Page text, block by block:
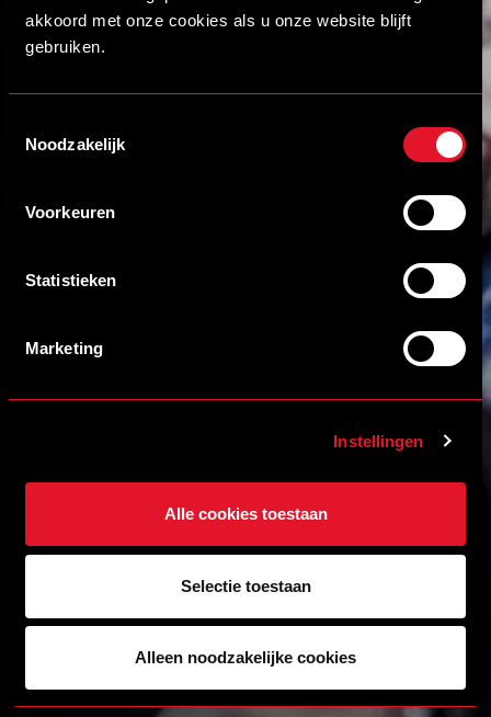
akkoord met onze cookies als u onze website blijft
gebruiken.
Noodzakelijk
Voorkeuren
Statistieken
Marketing
Instellingen
Alle cookies toestaan
Selectie toestaan
Alleen noodzakelijke cookies